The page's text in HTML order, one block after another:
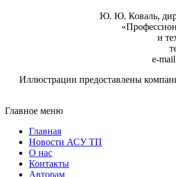
Ю. Ю. Коваль,
и
e-
Иллюстрации предоставлены
Главное меню
Главная
Новости АСУ ТП
О нас
Контакты
Авторам